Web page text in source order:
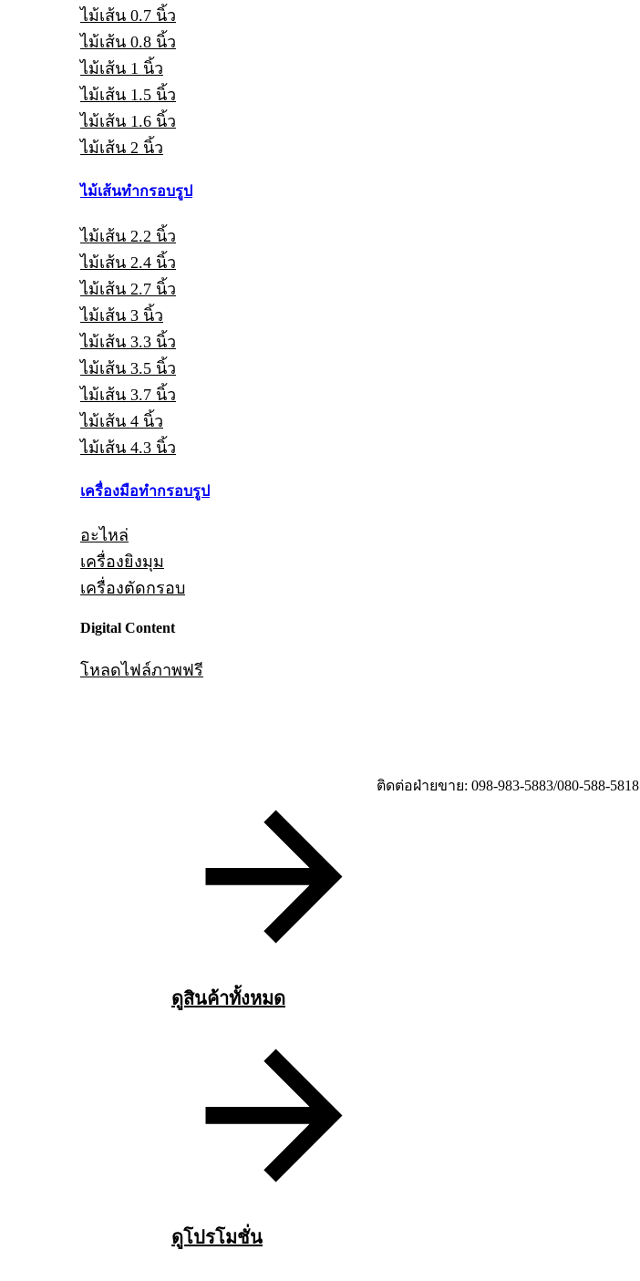
ไม้เส้น 0.7 นิ้ว
ไม้เส้น 0.8 นิ้ว
ไม้เส้น 1 นิ้ว
ไม้เส้น 1.5 นิ้ว
ไม้เส้น 1.6 นิ้ว
ไม้เส้น 2 นิ้ว
ไม้เส้นทำกรอบรูป
ไม้เส้น 2.2 นิ้ว
ไม้เส้น 2.4 นิ้ว
ไม้เส้น 2.7 นิ้ว
ไม้เส้น 3 นิ้ว
ไม้เส้น 3.3 นิ้ว
ไม้เส้น 3.5 นิ้ว
ไม้เส้น 3.7 นิ้ว
ไม้เส้น 4 นิ้ว
ไม้เส้น 4.3 นิ้ว
เครื่องมือทำกรอบรูป
อะไหล่
เครื่องยิงมุม
เครื่องตัดกรอบ
Digital Content
โหลดไฟล์ภาพฟรี
ดูสินค้าทั้งหมด
ดูโปรโมชั่น
ติดต่อฝ่ายขาย: 098-983-5883/080-588-5818